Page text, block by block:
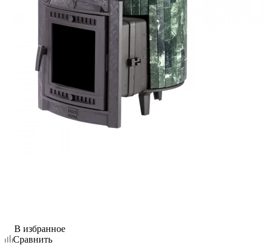
В избранное
Сравнить